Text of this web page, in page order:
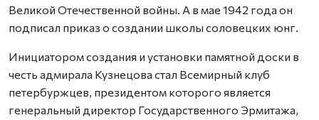
Великой Отечественной войны. А в мае 1942 года он
подписал приказ о создании школы соловецких юнг.
Инициатором создания и установки памятной доски в
честь адмирала Кузнецова стал Всемирный клуб
петербуржцев, президентом которого является
генеральный директор Государственного Эрмитажа,